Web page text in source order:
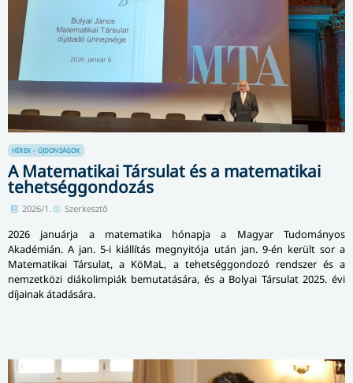
HÍREK – ÚJDONSÁGOK
A Matematikai Társulat és a matematikai
tehetséggondozás
2026/1. Szerkesztő
2026 januárja a matematika hónapja a Magyar Tudományos
Akadémián. A jan. 5-i kiállítás megnyitója után jan. 9-én került sor a
Matematikai Társulat, a KöMaL, a tehetséggondozó rendszer és a
nemzetközi diákolimpiák bemutatására, és a Bolyai Társulat 2025. évi
díjainak átadására.